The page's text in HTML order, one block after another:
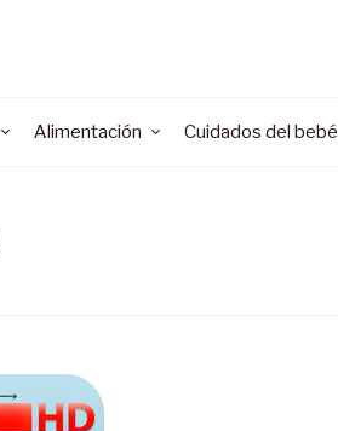
Alimentación Cuidados del bebé